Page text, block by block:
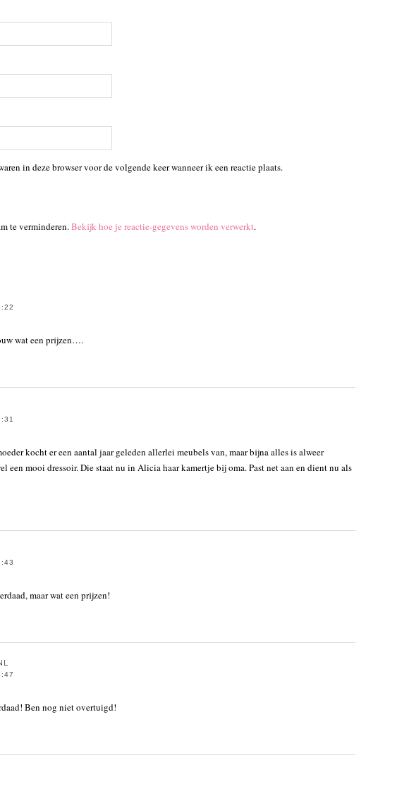
in deze browser voor de volgende keer wanneer ik een reactie plaats.
te verminderen.Bekijk hoe je reactie-gegevens worden verwerkt.
wat een prijzen….
kocht er een aantal jaar geleden allerlei meubels van, maar bijna alles is alweer
een mooi dressoir. Die staat nu in Alicia haar kamertje bij oma. Past net aan en dient nu als
maar wat een prijzen!
Ben nog niet overtuigd!